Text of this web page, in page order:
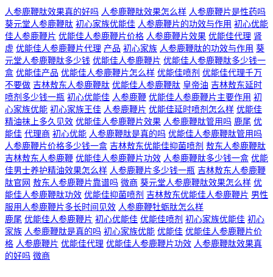
人参鹿鞭肽效果真的好吗 人参鹿鞭肽效果怎么样 人参鹿鞭片是性药吗
葵元堂人参鹿鞭肽 初心家族优能佳 人参鹿鞭片的功效与作用 初心优能
佳人参鹿鞭片 优能佳人参鹿鞭片价格 人参鹿鞭片效果 优能佳代理 肾
虚 优能佳人参鹿鞭片代理 产品 初心家族 人参鹿鞭肽的功效与作用 葵
元堂人参鹿鞭肽多少钱 优能佳人参鹿鞭片 优能佳人参鹿鞭肽多少钱一
盒 优能佳产品 优能佳人参鹿鞭片怎么样 优能佳喷剂 优能佳代理千万
不要做 吉林敖东人参鹿鞭肽 优能佳人参鹿鞭肽 皇帝油 吉林敖东延时
喷剂多少钱一瓶 初心优能佳 人参鹿鞭 优能佳人参鹿鞭片主要作用 初
心家族优能 初心家族王佳 人参鹿鞭片 优能佳延时喷剂怎么样 优能佳
精油抹上多久见效 优能佳人参鹿鞭片效果 人参鹿鞭肽管用吗 鹿尾 优
能佳 代理商 初心优能 人参鹿鞭肽是真的吗 优能佳人参鹿鞭肽管用吗
人参鹿鞭片价格多少钱一盒 吉林敖东优能佳抑菌喷剂 敖东人参鹿鞭肽
吉林敖东人参鹿鞭 优能佳人参鹿鞭片功效 人参鹿鞭肽多少钱一盒 优能
佳男士养护精油效果怎么样 人参鹿鞭片多少钱一瓶 吉林敖东人参鹿鞭
肽官网 敖东人参鹿鞭片靠谱吗 微商 葵元堂人参鹿鞭肽效果怎么样 优
能佳人参鹿鞭肽功效 优能佳抑菌喷剂 吉林敖东优能佳人参鹿鞭片 男性
服用人参鹿鞭片多长时间见效 人参鹿鞭牡蛎肽怎么样
鹿尾 优能佳人参鹿鞭片 初心优能佳 优能佳喷剂 初心家族优能佳 初心
家族 人参鹿鞭肽是真的吗 初心家族优能 优能佳 优能佳人参鹿鞭片价
格 人参鹿鞭片 优能佳代理 优能佳人参鹿鞭片功效 人参鹿鞭肽效果真
的好吗 微商